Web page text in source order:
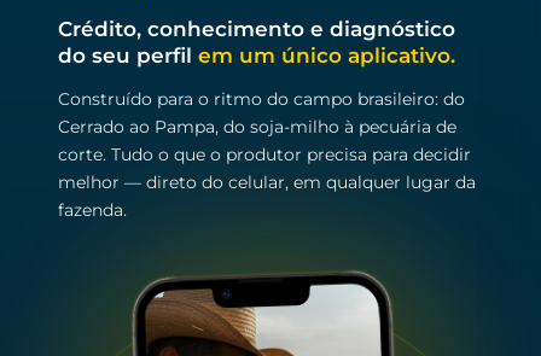
Crédito, conhecimento e diagnóstico
do seu perfil em um único aplicativo.
Construído para o ritmo do campo brasileiro: do
Cerrado ao Pampa, do soja-milho à pecuária de
corte. Tudo o que o produtor precisa para decidir
melhor — direto do celular, em qualquer lugar da
fazenda.